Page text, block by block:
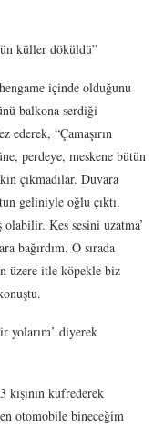
küller döküldü”
içinde olduğunu
balkona serdiği
ederek, “Çamaşırın
perdeye, meskene bütün
çıkmadılar. Duvara
geliniyle oğlu çıktı.
Kes sesini uzatma’
bağırdım. O sırada
üzere itle köpekle biz
yolarım’ diyerek
3 kişinin küfrederek
otomobile bineceğim